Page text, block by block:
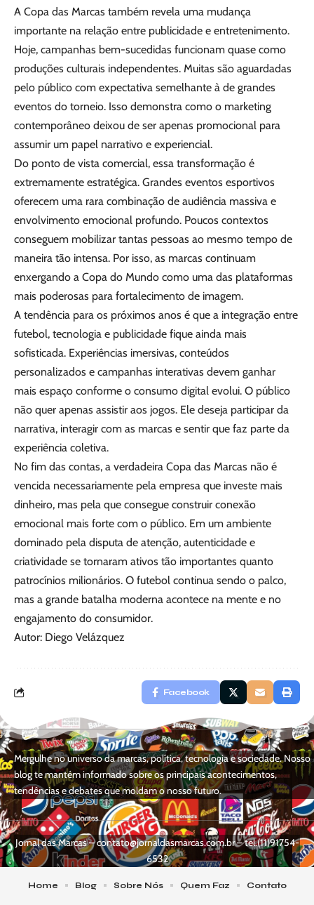
A Copa das Marcas também revela uma mudança
importante na relação entre publicidade e entretenimento.
Hoje, campanhas bem-sucedidas funcionam quase como
produções culturais independentes. Muitas são aguardadas
pelo público com expectativa semelhante à de grandes
eventos do torneio. Isso demonstra como o marketing
contemporâneo deixou de ser apenas promocional para
assumir um papel narrativo e experiencial.
Do ponto de vista comercial, essa transformação é
extremamente estratégica. Grandes eventos esportivos
oferecem uma rara combinação de audiência massiva e
envolvimento emocional profundo. Poucos contextos
conseguem mobilizar tantas pessoas ao mesmo tempo de
maneira tão intensa. Por isso, as marcas continuam
enxergando a Copa do Mundo como uma das plataformas
mais poderosas para fortalecimento de imagem.
A tendência para os próximos anos é que a integração entre
futebol, tecnologia e publicidade fique ainda mais
sofisticada. Experiências imersivas, conteúdos
personalizados e campanhas interativas devem ganhar
mais espaço conforme o consumo digital evolui. O público
não quer apenas assistir aos jogos. Ele deseja participar da
narrativa, interagir com as marcas e sentir que faz parte da
experiência coletiva.
No fim das contas, a verdadeira Copa das Marcas não é
vencida necessariamente pela empresa que investe mais
dinheiro, mas pela que consegue construir conexão
emocional mais forte com o público. Em um ambiente
dominado pela disputa de atenção, autenticidade e
criatividade se tornaram ativos tão importantes quanto
patrocínios milionários. O futebol continua sendo o palco,
mas a grande batalha moderna acontece na mente e no
engajamento do consumidor.
Autor: Diego Velázquez
Facebook
Mergulhe no universo da marcas, política, tecnologia e sociedade. Nosso
blog te mantém informado sobre os principais acontecimentos,
tendências e debates que moldam o nosso futuro.
Jornal das Marcas –contato@jornaldasmarcas.com.br– tel.(11)91754-
6532
Home Blog Sobre Nós Quem Faz Contato